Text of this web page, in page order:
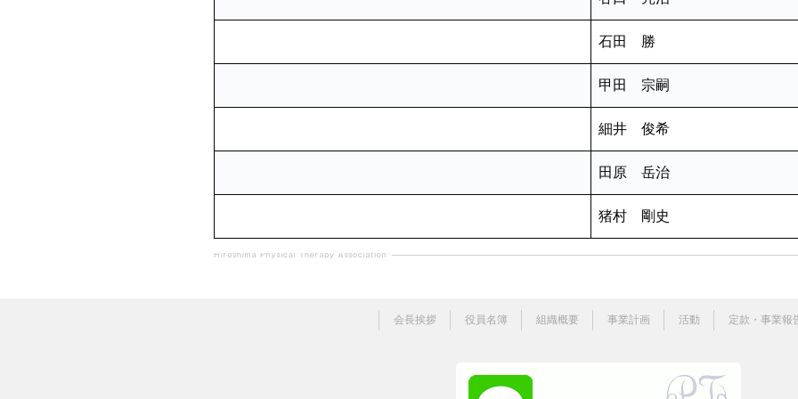
石田 勝
甲田 宗嗣
細井 俊希
田原 岳治
猪村 剛史
会長挨拶 役員名簿 組織概要 事業計画 活動 定款・事業報